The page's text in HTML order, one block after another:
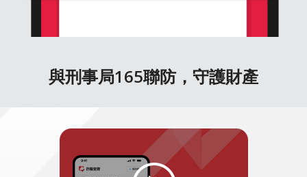
與刑事局165聯防，守護財產